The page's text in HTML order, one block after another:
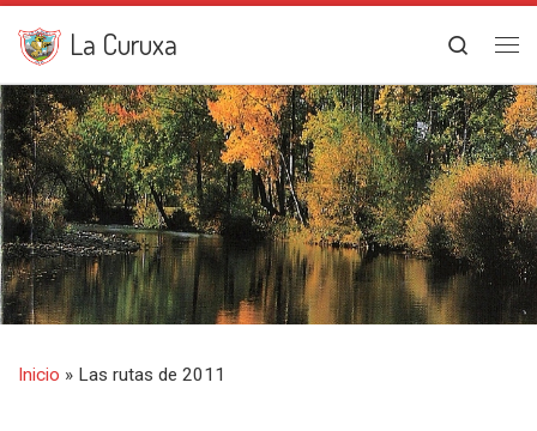
Saltar al contenido
La Curuxa
Search
Inicio » Las rutas de 2011